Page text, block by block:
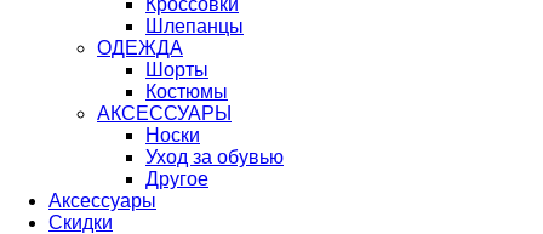
Кроссовки
Шлепанцы
ОДЕЖДА
Шорты
Костюмы
АКСЕССУАРЫ
Носки
Уход за обувью
Другое
Аксессуары
Скидки